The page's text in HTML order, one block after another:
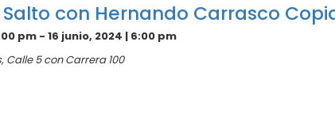
con Hernando Carrasco
pm - 16 junio, 2024 | 6:00 pm
Calle 5 con Carrera 100